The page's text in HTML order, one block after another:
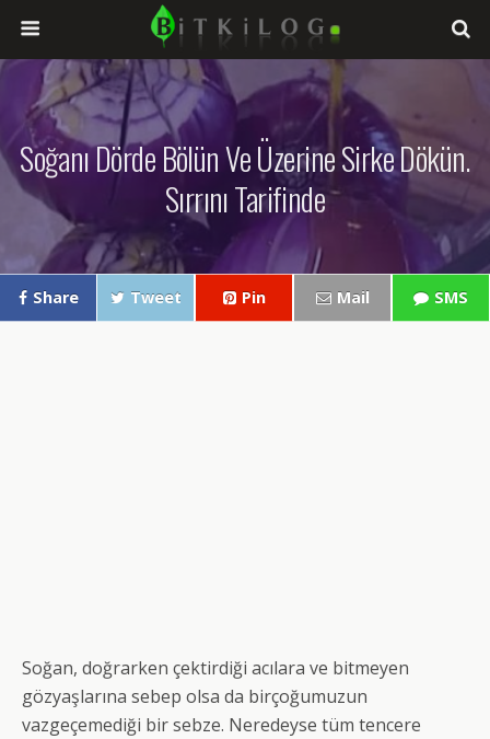
Soğanı Dörde Bölün Ve Üzerine Sirke Dökün.
Sırrını Tarifinde
Share Tweet Pin Mail SMS
Soğan, doğrarken çektirdiği acılara ve bitmeyen
gözyaşlarına sebep olsa da birçoğumuzun
vazgeçemediği bir sebze. Neredeyse tüm tencere